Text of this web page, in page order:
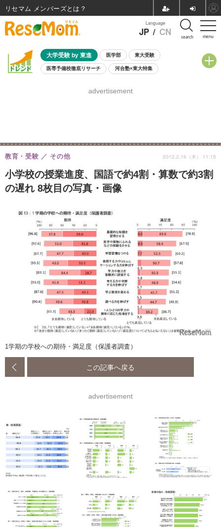
menu
Language
JP / CN search
大学受験 by 東進 医学部 東大受験
医専予備校徹底リサーチ 河合塾×東大特集
8月開催学校説明会・相談会
advertisement
小学校の授業進度、国語で約4割・算数で約3割
の遅れ 8枚目の写真・画像
教育・受験 その他 2012.2.16（木） 11:15
1学期の学校への期待・満足度（保護者調査）
この記事へ戻る
advertisement
リセマム メンバーズ